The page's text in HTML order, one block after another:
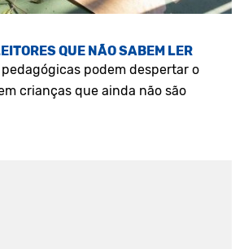
QUE NÃO SABEM LER
podem despertar o
crianças que ainda não são